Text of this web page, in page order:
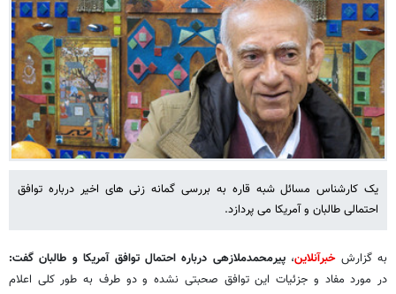
یک کارشناس مسائل شبه قاره به بررسی گمانه زنی های اخیر درباره توافق
احتمالی طالبان و آمریکا می پردازد.
به گزارشخبرآنلاین، پیرمحمدملازهی درباره احتمال توافق آمریکا و طالبان گفت:
در مورد مفاد و جزئیات این توافق صحبتی نشده و دو طرف به طور کلی اعلام